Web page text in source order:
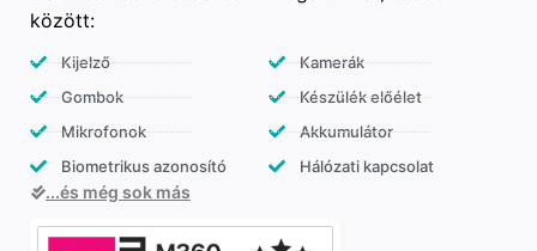
között:
Kijelző
Gombok
Mikrofonok
Biometrikus azonosító
Kamerák
Készülék előélet
Akkumulátor
Hálózati kapcsolat
...és még sok más